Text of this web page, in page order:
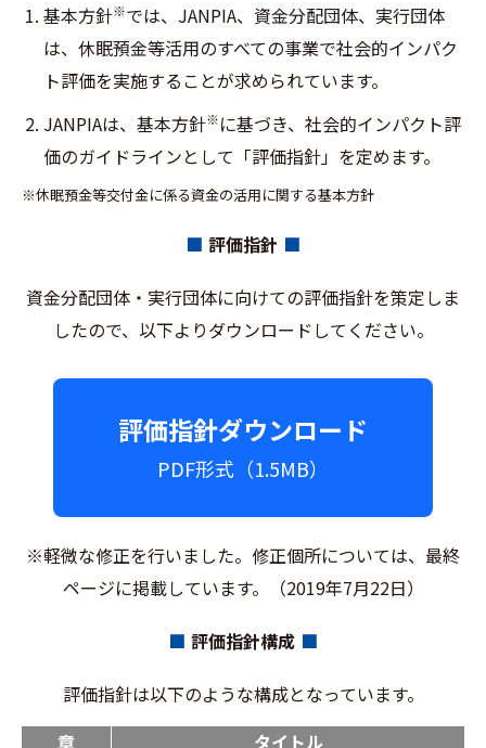
基本方針※では、JANPIA、資金分配団体、実行団体
は、休眠預金等活用のすべての事業で社会的インパク
ト評価を実施することが求められています。
JANPIAは、基本方針※に基づき、社会的インパクト評
価のガイドラインとして「評価指針」を定めます。
※休眠預金等交付金に係る資金の活用に関する基本方針
評価指針
資⾦分配団体・実行団体に向けての評価指針を策定しま
したので、以下よりダウンロードしてください。
評価指針ダウンロード
PDF形式（1.5MB）
※軽微な修正を行いました。修正個所については、最終
ページに掲載しています。（2019年7月22日）
評価指針構成
評価指針は以下のような構成となっています。
章
タイトル